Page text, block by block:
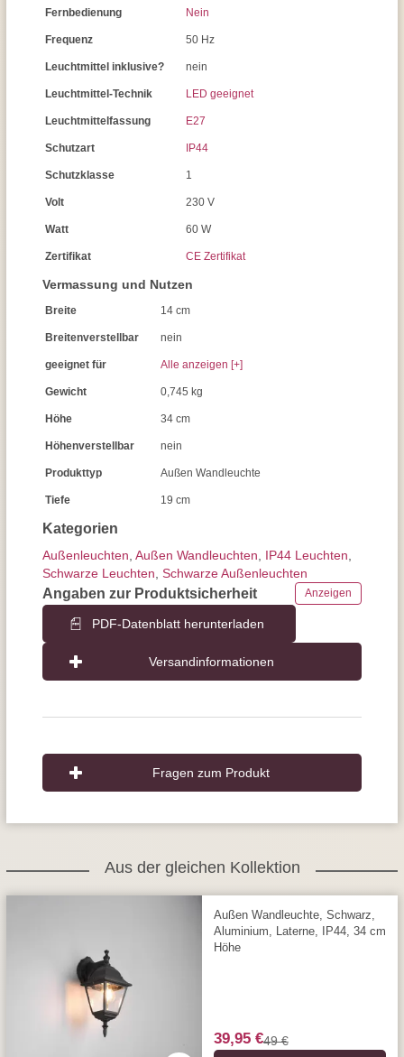
Kategorien
Außen­leuchten Außen Wandleuchten IP44 Leuchten
Schwarze Leuchten Schwarze Außenleuchten
Angaben zur Produktsicherheit Anzeigen
PDF-Datenblatt herunterladen
Versandinformationen
Fernbedienung Nein
Frequenz 50 Hz
Leuchtmittel inklusive? nein
Leuchtmittel-Technik LED geeignet
Leuchtmittelfassung E27
Schutzart IP44
Schutzklasse 1
Volt 230 V
Watt 60 W
Zertifikat CE Zertifikat
Vermassung und Nutzen
Breite 14 cm
Breitenverstellbar nein
geeignet für Alle anzeigen [+]
Gewicht 0,745 kg
Höhe 34 cm
Höhenverstellbar nein
Produkttyp Außen Wandleuchte
Tiefe 19 cm
Fragen zum Produkt
Aus der gleichen Kollektion
Außen Wandleuchte, Schwarz,
Aluminium, Laterne, IP44, 34 cm
Höhe
39,95 €49 €